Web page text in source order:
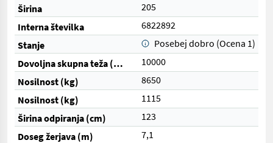
Širina
205
Interna številka
6822892
Stanje
Posebej dobro (Ocena 1)
Dovoljna skupna teža (kg)
10000
Nosilnost (kg)
8650
Nosilnost (kg)
1115
Širina odpiranja (cm)
123
Doseg žerjava (m)
7,1